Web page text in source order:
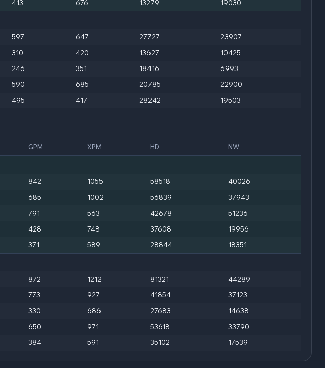
413 676 13279 19030
597 647 27727
23907
310 420 13627
10425
246 351 18416
6993
590 685 20785
22900
495 417 28242 19503
GPM XPM HD NW
842 1055 58518
40026
685 1002 56839
37943
791 563 42678
51236
428 748 37608
19956
371 589 28844 18351
872 1212 81321
44289
773 927 41854
37123
330 686 27683
14638
650 971 53618
33790
384 591 35102 17539